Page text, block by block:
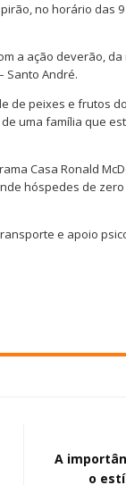
no horário das 9
a ação deverão,
Santo André.
de peixes e frutos
uma família que
Casa Ronald
hóspedes de
e apoio
A
o